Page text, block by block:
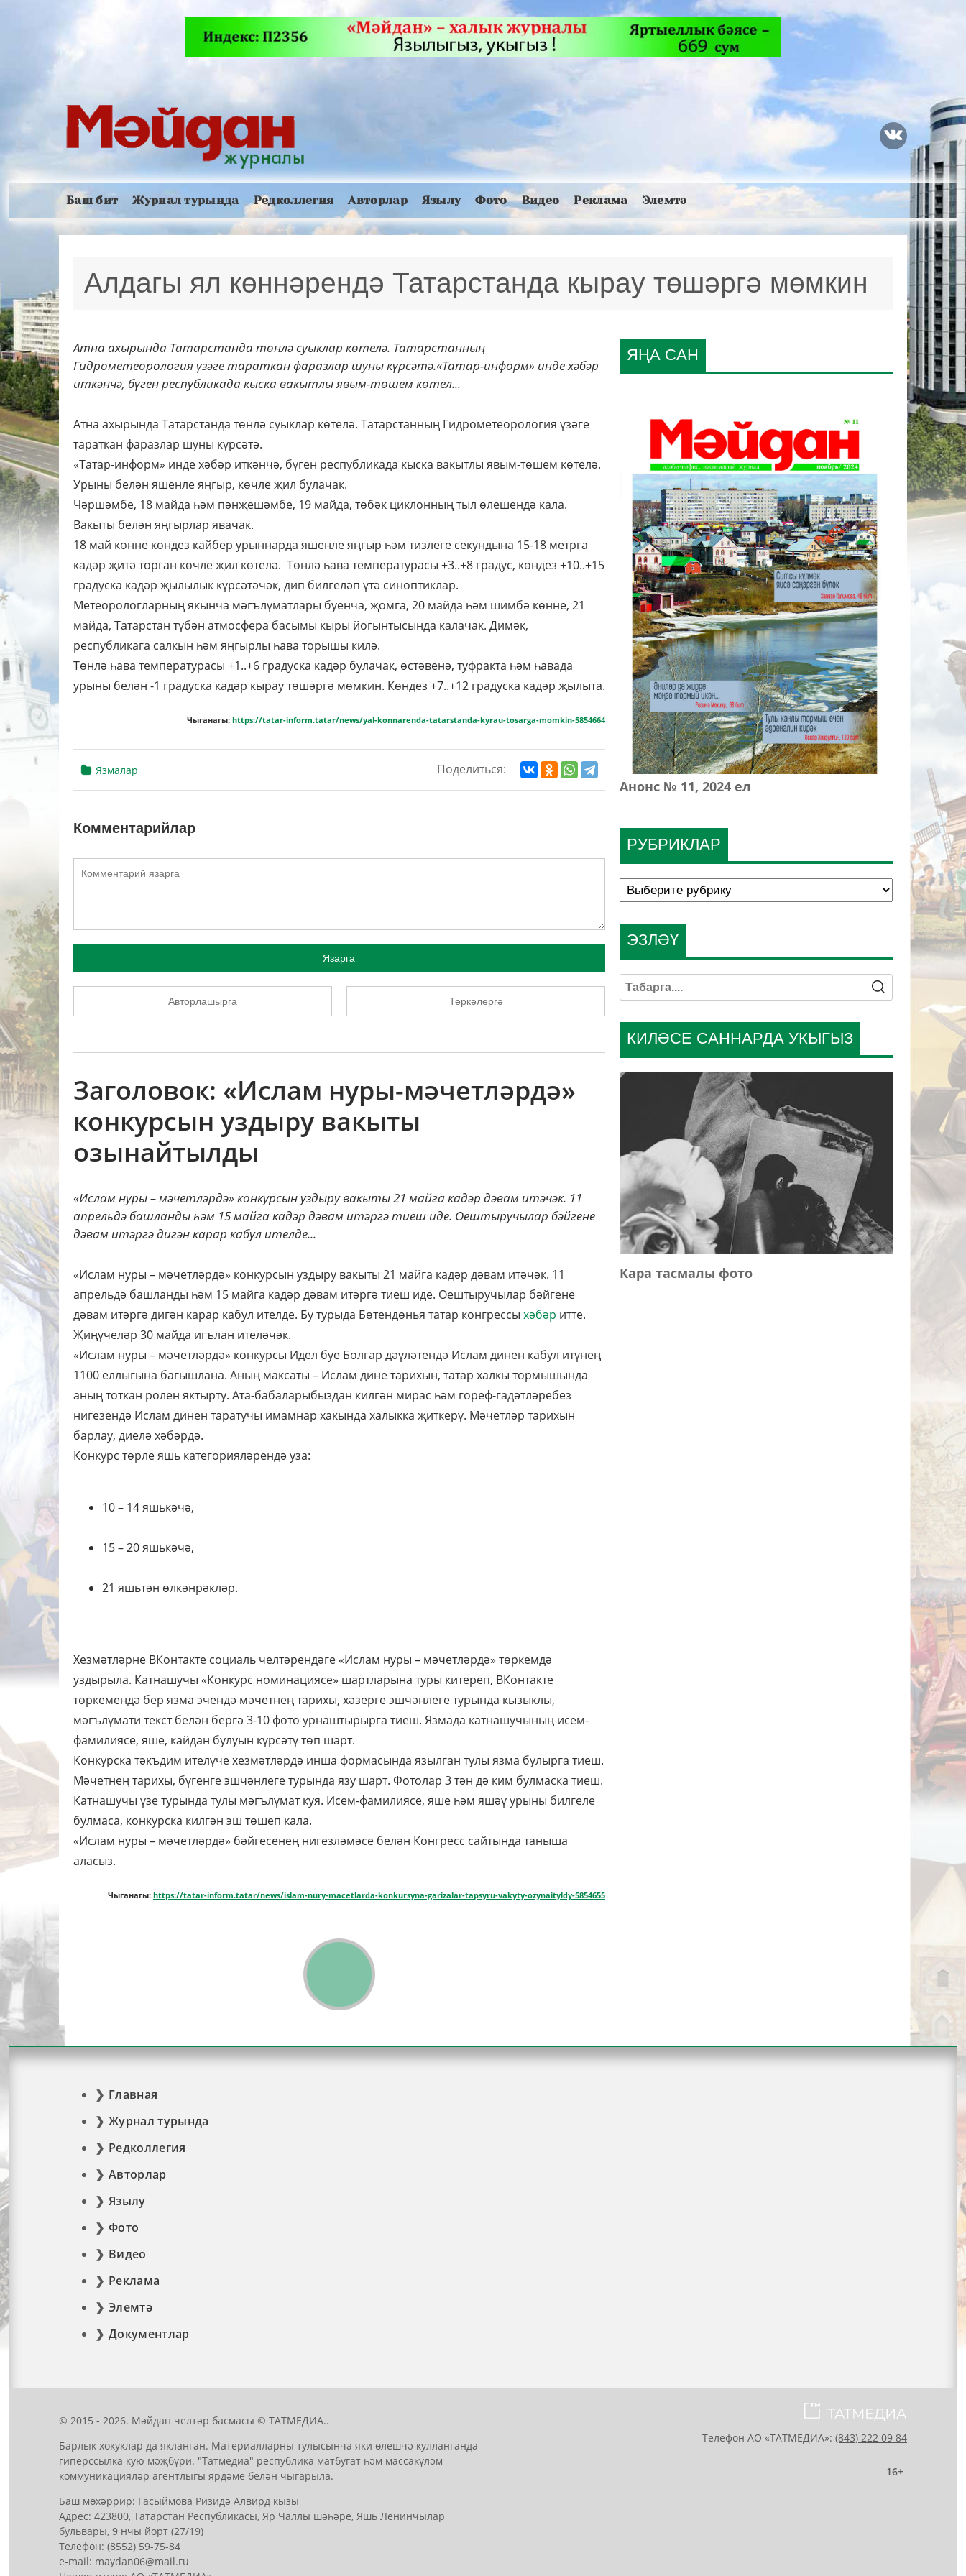
Баш бит Журнал турында Редколлегия Авторлар Язылу Фото Видео Реклама Элемтә
Алдагы ял көннәрендә Татарстанда кырау төшәргә мөмкин
Атна ахырында Татарстанда төнлә суыклар көтелә. Татарстанның
Гидрометеорология үзәге тараткан фаразлар шуны күрсәтә.«Татар-информ» инде хәбәр
иткәнчә, бүген республикада кыска вакытлы явым-төшем көтел...
Атна ахырында Татарстанда төнлә суыклар көтелә. Татарстанның Гидрометеорология үзәге
тараткан фаразлар шуны күрсәтә.
«Татар-информ» инде хәбәр иткәнчә, бүген республикада кыска вакытлы явым-төшем көтелә.
Урыны белән яшенле яңгыр, көчле җил булачак.
Чәршәмбе, 18 майда һәм пәнҗешәмбе, 19 майда, төбәк циклонның тыл өлешендә кала.
Вакыты белән яңгырлар явачак.
18 май көнне көндез кайбер урыннарда яшенле яңгыр һәм тизлеге секундына 15-18 метрга
кадәр җитә торган көчле җил көтелә. Төнлә һава температурасы +3..+8 градус, көндез +10..+15
градуска кадәр җылылык күрсәтәчәк, дип билгеләп үтә синоптиклар.
Метеорологларның якынча мәгълүматлары буенча, җомга, 20 майда һәм шимбә көнне, 21
майда, Татарстан түбән атмосфера басымы кыры йогынтысында калачак. Димәк,
республикага салкын һәм яңгырлы һава торышы килә.
Төнлә һава температурасы +1..+6 градуска кадәр булачак, өстәвенә, туфракта һәм һавада
урыны белән -1 градуска кадәр кырау төшәргә мөмкин. Көндез +7..+12 градуска кадәр җылыта.
Чыганагы: https://tatar-inform.tatar/news/yal-konnarenda-tatarstanda-kyrau-tosarga-momkin-5854664
Язмалар Поделиться:
Комментарийлар
Язарга
Авторлашырга Теркәлергә
Заголовок: «Ислам нуры-мәчетләрдә»
конкурсын уздыру вакыты
озынайтылды
«Ислам нуры – мәчетләрдә» конкурсын уздыру вакыты 21 майга кадәр дәвам итәчәк. 11
апрельдә башланды һәм 15 майга кадәр дәвам итәргә тиеш иде. Оештыручылар бәйгене
дәвам итәргә дигән карар кабул ителде...
«Ислам нуры – мәчетләрдә» конкурсын уздыру вакыты 21 майга кадәр дәвам итәчәк. 11
апрельдә башланды һәм 15 майга кадәр дәвам итәргә тиеш иде. Оештыручылар бәйгене
дәвам итәргә дигән карар кабул ителде. Бу турыда Бөтендөнья татар конгрессы хәбәр итте.
Җиңүчеләр 30 майда игълан ителәчәк.
«Ислам нуры – мәчетләрдә» конкурсы Идел буе Болгар дәүләтендә Ислам динен кабул итүнең
1100 еллыгына багышлана. Аның максаты – Ислам дине тарихын, татар халкы тормышында
аның тоткан ролен яктырту. Ата-бабаларыбыздан килгән мирас һәм гореф-гадәтләребез
нигезендә Ислам динен таратучы имамнар хакында халыкка җиткерү. Мәчетләр тарихын
барлау, диелә хәбәрдә.
Конкурс төрле яшь категорияләрендә уза:
10 – 14 яшькәчә,
15 – 20 яшькәчә,
21 яшьтән өлкәнрәкләр.
Хезмәтләрне ВКонтакте социаль челтәрендәге «Ислам нуры – мәчетләрдә» төркемдә
уздырыла. Катнашучы «Конкурс номинациясе» шартларына туры китереп, ВКонтакте
төркемендә бер язма эчендә мәчетнең тарихы, хәзерге эшчәнлеге турында кызыклы,
мәгълүмати текст белән бергә 3-10 фото урнаштырырга тиеш. Язмада катнашучының исем-
фамилиясе, яше, кайдан булуын күрсәтү төп шарт.
Конкурска тәкъдим ителүче хезмәтләрдә инша формасында язылган тулы язма булырга тиеш.
Мәчетнең тарихы, бүгенге эшчәнлеге турында язу шарт. Фотолар 3 тән дә ким булмаска тиеш.
Катнашучы үзе турында тулы мәгълүмат куя. Исем-фамилиясе, яше һәм яшәү урыны билгеле
булмаса, конкурска килгән эш төшеп кала.
«Ислам нуры – мәчетләрдә» бәйгесенең нигезләмәсе белән Конгресс сайтында таныша
аласыз.
Чыганагы: https://tatar-inform.tatar/news/islam-nury-macetlarda-konkursyna-garizalar-tapsyru-vakyty-ozynaityldy-5854655
РУБРИКЛАР
ЯҢА САН
Анонс № 11, 2024 ел
КИЛӘСЕ САННАРДА УКЫГЫЗ
Кара тасмалы фото
ЭЗЛӘҮ
Главная
Журнал турында
Редколлегия
Авторлар
Язылу
Фото
Видео
Реклама
Элемтә
Документлар
© 2015 - 2026. Мәйдан челтәр басмасы © ТАТМЕДИА..
Барлык хокуклар да якланган. Материалларны тулысынча яки өлешчә кулланганда
гиперссылка кую мәҗбүри. "Татмедиа" республика матбугат һәм массакүләм
коммуникацияләр агентлыгы ярдәме белән чыгарыла.
Баш мөхәррир: Гасыймова Ризидә Алвирд кызы
Адрес: 423800, Татарстан Республикасы, Яр Чаллы шәһәре, Яшь Ленинчылар
бульвары, 9 нчы йорт (27/19)
Телефон: (8552) 59-75-84
е-mail: mауdаn06@mail.гu
Телефон АО «ТАТМЕДИА»: (843) 222 09 84
16+